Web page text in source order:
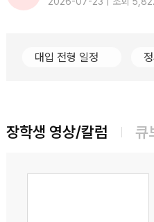
대입 전형 일정
장학생 영상/칼럼 큐